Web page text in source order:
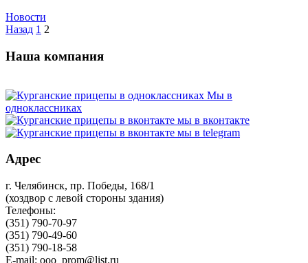
Новости
Навигация
по
Назад 1 2
Наша компания
Мы в
одноклассниках
мы в вконтакте
мы в telegram
Адрес
г. Челябинск, пр. Победы, 168/1
(хоздвор с левой стороны здания)
Телефоны:
(351) 790-70-97
(351) 790-49-60
(351) 790-18-58
E-mail: ooo_prom@list.ru